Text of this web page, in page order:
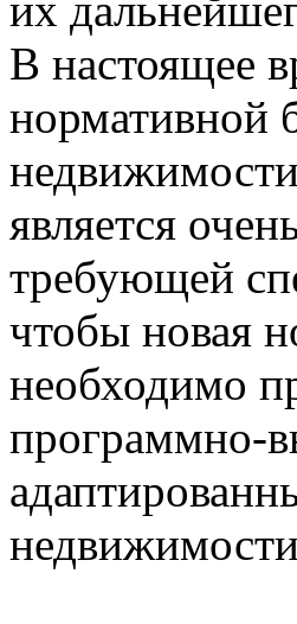
их
В настоящее
нормативной
является
требующей
чтобы новая
необходимо
программно-